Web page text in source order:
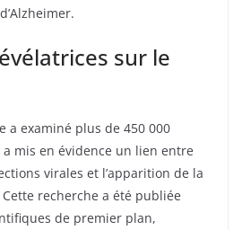
sur le
a examiné plus de 450 000
mis en évidence un lien entre
virales et l’apparition de la
recherche a été publiée
de premier plan,